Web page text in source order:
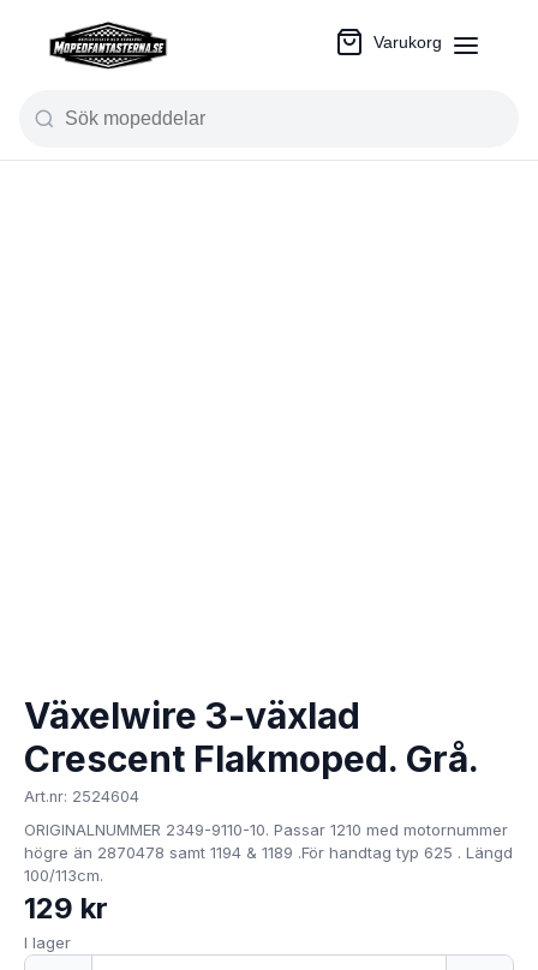
Varukorg
Växelwire 3-växlad
Crescent Flakmoped. Grå.
Art.nr: 2524604
ORIGINALNUMMER 2349-9110-10. Passar 1210 med motornummer
högre än 2870478 samt 1194 & 1189 .För handtag typ 625 . Längd
100/113cm.
129 kr
I lager